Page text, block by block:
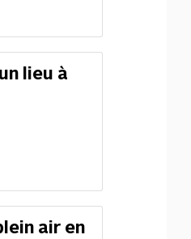
lieu à
air en